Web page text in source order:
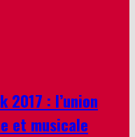
2017 : l’union
et musicale